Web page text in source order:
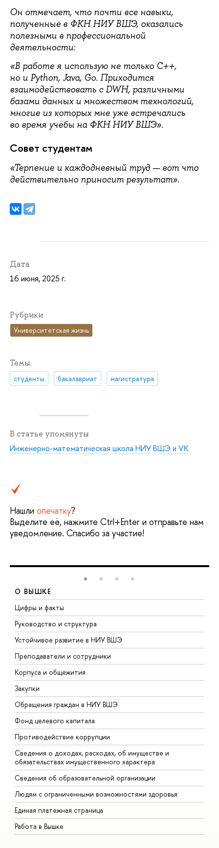
Он отмечает, что почти все навыки,
полученные в ФКН НИУ ВШЭ, оказались
полезными в профессиональной
деятельности:
«В работе я использую не только C++,
но и Python, Java, Go. Приходится
взаимодействовать с DWH, различными
базами данных и множеством технологий,
многие из которых мне уже встречались
во время учёбы на ФКН НИУ ВШЭ».
Совет студентам
«Терпение и каждодневный труд — вот что
действительно приносит результат».
Дата
16 июня, 2025 г.
Рубрики
Университетская жизнь
Темы
студенты бакалавриат магистратура
В статье упомянуты
Инженерно-математическая школа НИУ ВШЭ и VK
Нашли опечатку?
Выделите её, нажмите Ctrl+Enter и отправьте нам
уведомление. Спасибо за участие!
О ВЫШКЕ
Цифры и факты
Руководство и структура
Устойчивое развитие в НИУ ВШЭ
Преподаватели и сотрудники
Корпуса и общежития
Закупки
Обращения граждан в НИУ ВШЭ
Фонд целевого капитала
Противодействие коррупции
Сведения о доходах, расходах, об имуществе и
обязательствах имущественного характера
Сведения об образовательной организации
Людям с ограниченными возможностями здоровья
Единая платежная страница
Работа в Вышке